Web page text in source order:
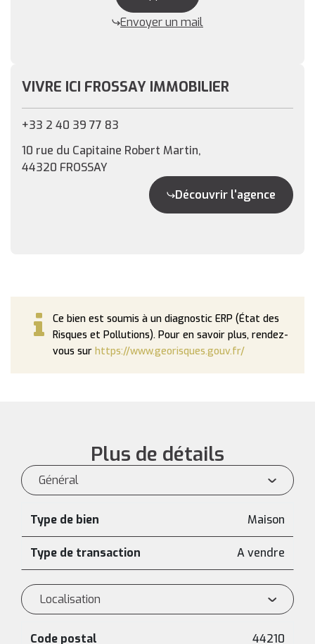
Envoyer un mail
VIVRE ICI FROSSAY IMMOBILIER
+33 2 40 39 77 83
10 rue du Capitaine Robert Martin,
44320 FROSSAY
Découvrir l'agence
Ce bien est soumis à un diagnostic ERP (État des
Risques et Pollutions). Pour en savoir plus, rendez-
vous sur https://www.georisques.gouv.fr/
Plus de détails
Général
Type de bien Maison
Type de transaction A vendre
Localisation
Code postal 44210